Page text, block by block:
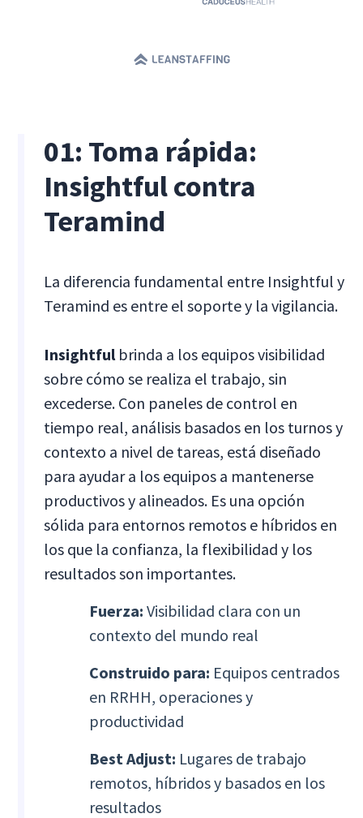
01: Toma rápida:
Insightful contra
Teramind
La diferencia fundamental entre Insightful y
Teramind es entre el soporte y la vigilancia.
Insightful brinda a los equipos visibilidad
sobre cómo se realiza el trabajo, sin
excederse. Con paneles de control en
tiempo real, análisis basados en los turnos y
contexto a nivel de tareas, está diseñado
para ayudar a los equipos a mantenerse
productivos y alineados. Es una opción
sólida para entornos remotos e híbridos en
los que la confianza, la flexibilidad y los
resultados son importantes.
Fuerza: Visibilidad clara con un
contexto del mundo real
Construido para: Equipos centrados
en RRHH, operaciones y
productividad
Best Adjust: Lugares de trabajo
remotos, híbridos y basados en los
resultados